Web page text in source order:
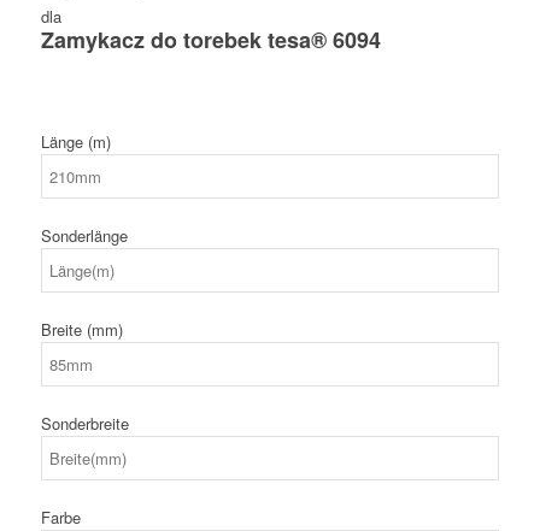
dla
Zamykacz do torebek tesa® 6094
Länge (m)
Sonderlänge
Breite (mm)
Sonderbreite
Farbe